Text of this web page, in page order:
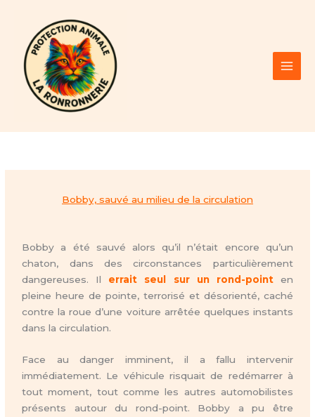
contenu
Bobby, sauvé au milieu de la circulation
Bobby a été sauvé alors qu’il n’était encore qu’un
chaton, dans des circonstances particulièrement
dangereuses. Il errait seul sur un rond-pointen
pleine heure de pointe, terrorisé et désorienté, caché
contre la roue d’une voiture arrêtée quelques instants
dans la circulation.
Face au danger imminent, il a fallu intervenir
immédiatement. Le véhicule risquait de redémarrer à
tout moment, tout comme les autres automobilistes
présents autour du rond-point. Bobby a pu être